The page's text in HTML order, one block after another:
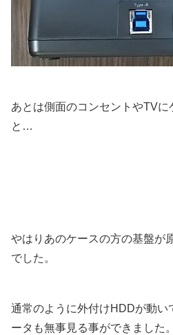
あとは側面のコンセントやTV
と…
やはりあのケースの方の基盤が
でした。
通常のように外付けHDDが動い
ータも無事見る事ができました。